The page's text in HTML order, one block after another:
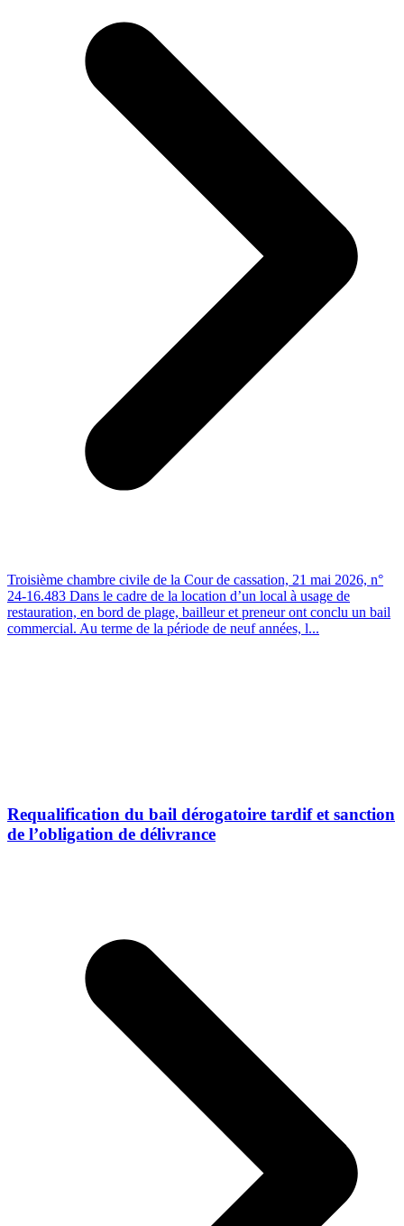
Troisième chambre civile de la Cour de cassation, 21 mai 2026, n°
24-16.483 Dans le cadre de la location d’un local à usage de
restauration, en bord de plage, bailleur et preneur ont conclu un bail
commercial. Au terme de la période de neuf années, l...
Requalification du bail dérogatoire tardif et sanction
de l’obligation de délivrance